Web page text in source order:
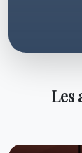
Les